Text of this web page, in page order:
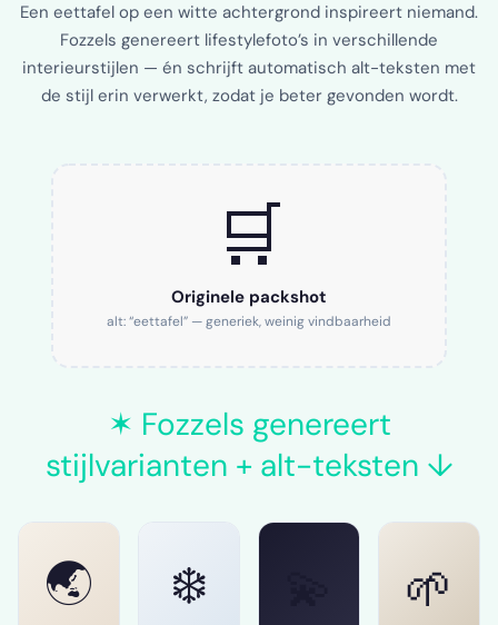
Een eettafel op een witte achtergrond inspireert niemand.
Fozzels genereert lifestylefoto’s in verschillende
interieurstijlen — én schrijft automatisch alt-teksten met
de stijl erin verwerkt, zodat je beter gevonden wordt.
🛒
Originele packshot
alt: “eettafel” — generiek, weinig vindbaarheid
✶ Fozzels genereert
stijlvarianten + alt-teksten ↓
🌏 ❄️ 🌱